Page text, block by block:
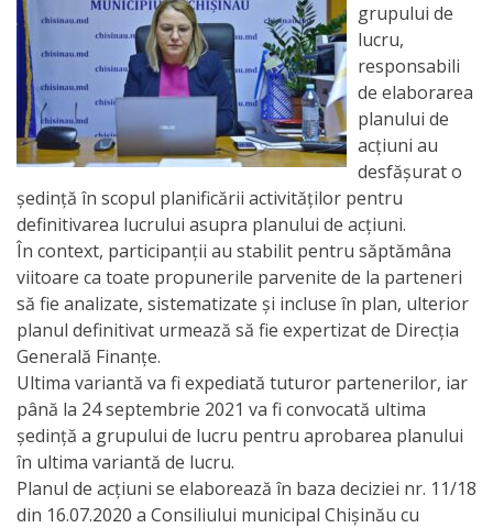
Planuri
de
activitate
Parteneriate
Proiecte
Rapoarte
de
activitate
Transparență
Achiziții
publice
grupului de
lucru,
responsabili
de elaborarea
planului de
acțiuni au
desfășurat o
ședință în scopul planificării activităților pentru
definitivarea lucrului asupra planului de acțiuni.
În context, participanții au stabilit pentru săptămâna
viitoare ca toate propunerile parvenite de la parteneri
să fie analizate, sistematizate și incluse în plan, ulterior
planul definitivat urmează să fie expertizat de Direcția
Generală Finanțe.
Ultima variantă va fi expediată tuturor partenerilor, iar
până la 24 septembrie 2021 va fi convocată ultima
ședință a grupului de lucru pentru aprobarea planului
în ultima variantă de lucru.
Planul de acțiuni se elaborează în baza deciziei nr. 11/18
din 16.07.2020 a Consiliului municipal Chișinău cu